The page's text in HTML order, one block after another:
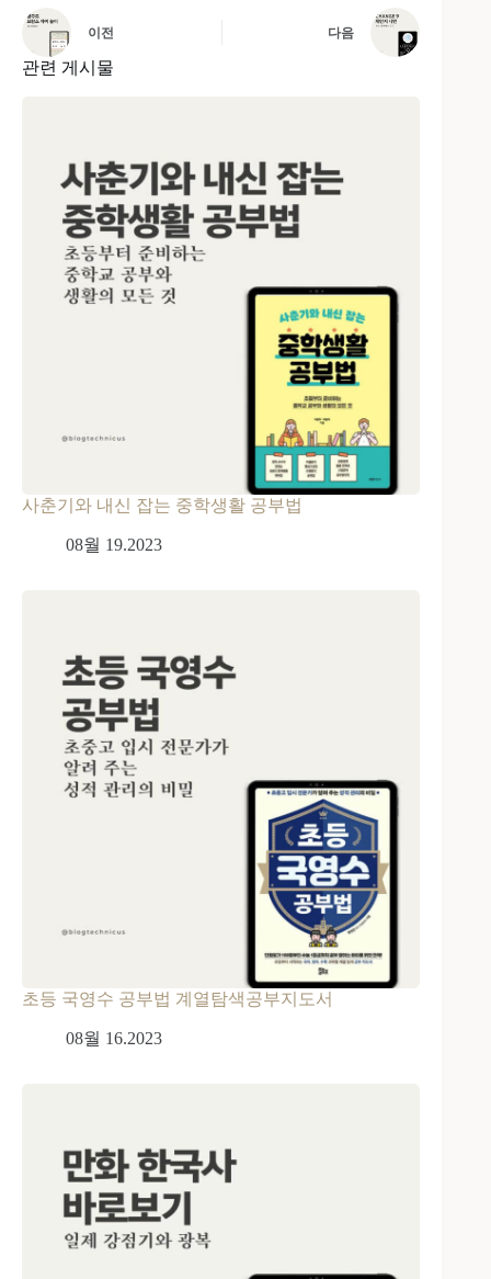
이전 다음
관련 게시물
사춘기와 내신 잡는 중학생활 공부법
08월 19.2023
초등 국영수 공부법 계열탐색공부지도서
08월 16.2023